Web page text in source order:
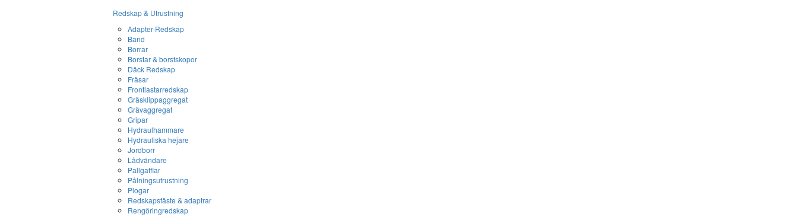
Redskap & Utrustning
Adapter-Redskap
Band
Borrar
Borstar & borstskopor
Däck Redskap
Fräsar
Frontlastarredskap
Gräsklippaggregat
Grävaggregat
Gripar
Hydraulhammare
Hydrauliska hejare
Jordborr
Lådvändare
Pallgafflar
Pålningsutrustning
Plogar
Redskapsfäste & adaptrar
Rengöringredskap